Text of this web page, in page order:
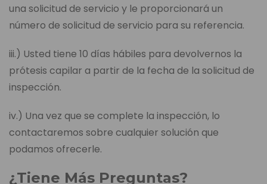
una solicitud de servicio y le proporcionará un
número de solicitud de servicio para su referencia.
iii.) Usted tiene 10 días hábiles para devolvernos la
prótesis capilar a partir de la fecha de la solicitud de
inspección.
iv.) Una vez que se complete la inspección, lo
contactaremos sobre cualquier solución que
podamos ofrecerle.
¿Tiene Más Preguntas?